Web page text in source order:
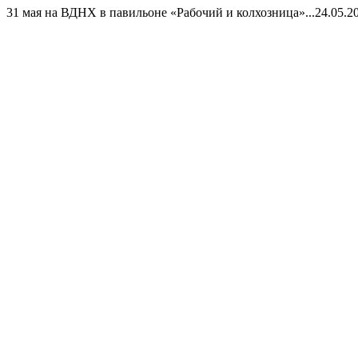
31 мая на ВДНХ в павильоне «Рабочий и колхозница»...